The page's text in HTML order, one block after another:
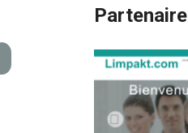
Partenaire